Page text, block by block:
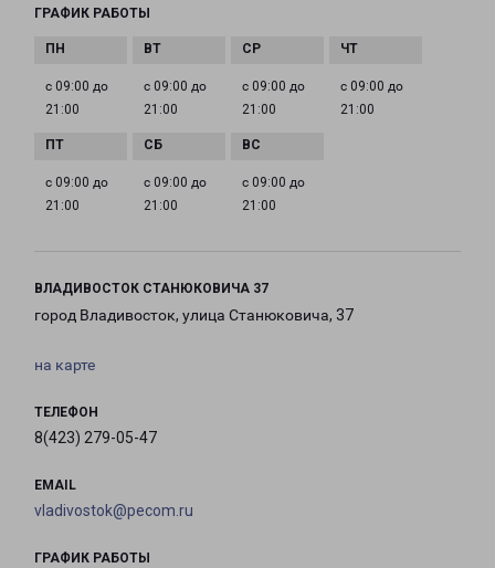
ГРАФИК РАБОТЫ
с 09:00 до
21:00
с 09:00 до
21:00
с 09:00 до
21:00
с 09:00 до
21:00
с 09:00 до
21:00
с 09:00 до
21:00
с 09:00 до
21:00
ВЛАДИВОСТОК СТАНЮКОВИЧА 37
город Владивосток, улица Станюковича, 37
на карте
ТЕЛЕФОН
8(423) 279-05-47
EMAIL
vladivostok@pecom.ru
ГРАФИК РАБОТЫ